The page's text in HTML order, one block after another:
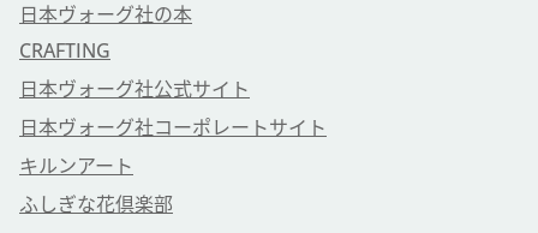
日本ヴォーグ社の本
CRAFTING
日本ヴォーグ社公式サイト
日本ヴォーグ社コーポレートサイト
キルンアート
ふしぎな花倶楽部